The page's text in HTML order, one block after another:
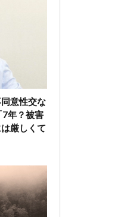
意性交な
7年？被害
厳しくて